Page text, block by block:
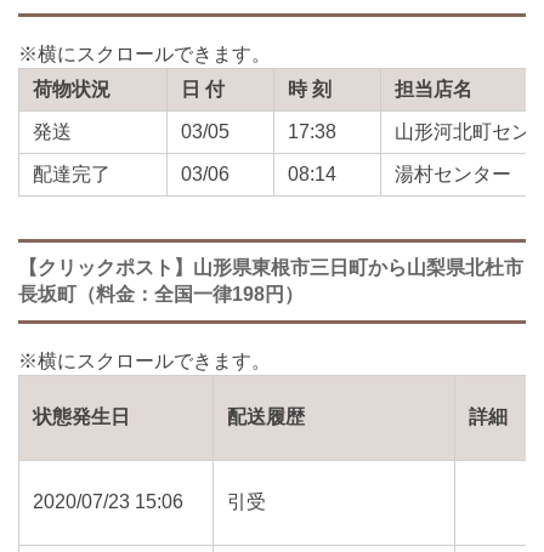
荷物状況 日 付 時 刻 担当店名
発送 03/05 17:38 山形河北町セン
配達完了 03/06 08:14 湯村センター
【クリックポスト】山形県東根市三日町から山梨県北杜市
長坂町（料金：全国一律198円）
状態発生日 配送履歴 詳細
2020/07/23 15:06 引受